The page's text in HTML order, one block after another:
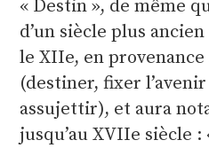
« Destin », de même
d’un siècle plus
le XIIe, en
(destiner, fixer
assujettir), et aura
jusqu’au XVIIe siècle